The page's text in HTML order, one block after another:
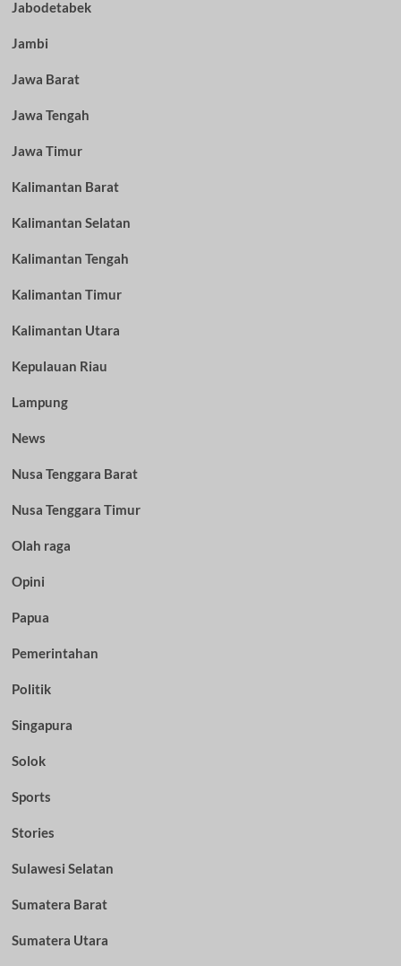
Jabodetabek
Jambi
Jawa Barat
Jawa Tengah
Jawa Timur
Kalimantan Barat
Kalimantan Selatan
Kalimantan Tengah
Kalimantan Timur
Kalimantan Utara
Kepulauan Riau
Lampung
News
Nusa Tenggara Barat
Nusa Tenggara Timur
Olah raga
Opini
Papua
Pemerintahan
Politik
Singapura
Solok
Sports
Stories
Sulawesi Selatan
Sumatera Barat
Sumatera Utara